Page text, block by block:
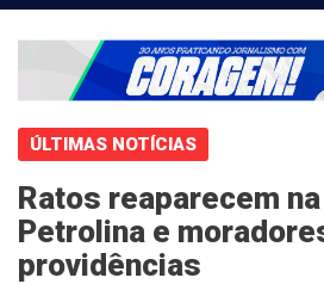
ÚLTIMAS NOTÍCIAS
Ratos reaparecem
Petrolina e
providências